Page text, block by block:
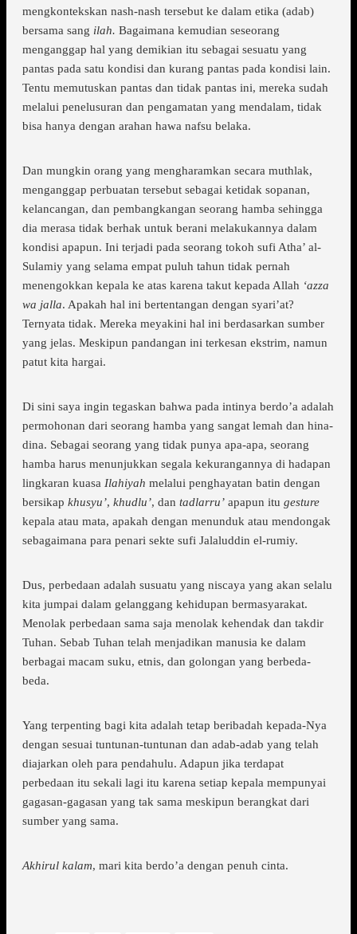
mengkontekskan nash-nash tersebut ke dalam etika (adab)
bersama sang ilah. Bagaimana kemudian seseorang
menganggap hal yang demikian itu sebagai sesuatu yang
pantas pada satu kondisi dan kurang pantas pada kondisi lain.
Tentu memutuskan pantas dan tidak pantas ini, mereka sudah
melalui penelusuran dan pengamatan yang mendalam, tidak
bisa hanya dengan arahan hawa nafsu belaka.
Dan mungkin orang yang mengharamkan secara muthlak,
menganggap perbuatan tersebut sebagai ketidak sopanan,
kelancangan, dan pembangkangan seorang hamba sehingga
dia merasa tidak berhak untuk berani melakukannya dalam
kondisi apapun. Ini terjadi pada seorang tokoh sufi Atha’ al-
Sulamiy yang selama empat puluh tahun tidak pernah
menengokkan kepala ke atas karena takut kepada Allah ‘azza
wa jalla. Apakah hal ini bertentangan dengan syari’at?
Ternyata tidak. Mereka meyakini hal ini berdasarkan sumber
yang jelas. Meskipun pandangan ini terkesan ekstrim, namun
patut kita hargai.
Di sini saya ingin tegaskan bahwa pada intinya berdo’a adalah
permohonan dari seorang hamba yang sangat lemah dan hina-
dina. Sebagai seorang yang tidak punya apa-apa, seorang
hamba harus menunjukkan segala kekurangannya di hadapan
lingkaran kuasa Ilahiyah melalui penghayatan batin dengan
bersikap khusyu’, khudlu’, dan tadlarru’ apapun itu gesture
kepala atau mata, apakah dengan menunduk atau mendongak
sebagaimana para penari sekte sufi Jalaluddin el-rumiy.
Dus, perbedaan adalah susuatu yang niscaya yang akan selalu
kita jumpai dalam gelanggang kehidupan bermasyarakat.
Menolak perbedaan sama saja menolak kehendak dan takdir
Tuhan. Sebab Tuhan telah menjadikan manusia ke dalam
berbagai macam suku, etnis, dan golongan yang berbeda-
beda.
Yang terpenting bagi kita adalah tetap beribadah kepada-Nya
dengan sesuai tuntunan-tuntunan dan adab-adab yang telah
diajarkan oleh para pendahulu. Adapun jika terdapat
perbedaan itu sekali lagi itu karena setiap kepala mempunyai
gagasan-gagasan yang tak sama meskipun berangkat dari
sumber yang sama.
Akhirul kalam, mari kita berdo’a dengan penuh cinta.